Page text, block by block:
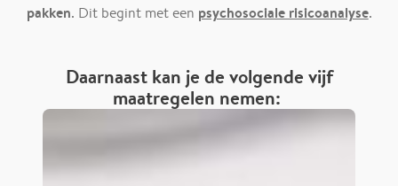
pakken. Dit begint met een psychosociale risicoanalyse.
Daarnaast kan je de volgende vijf
maatregelen nemen: